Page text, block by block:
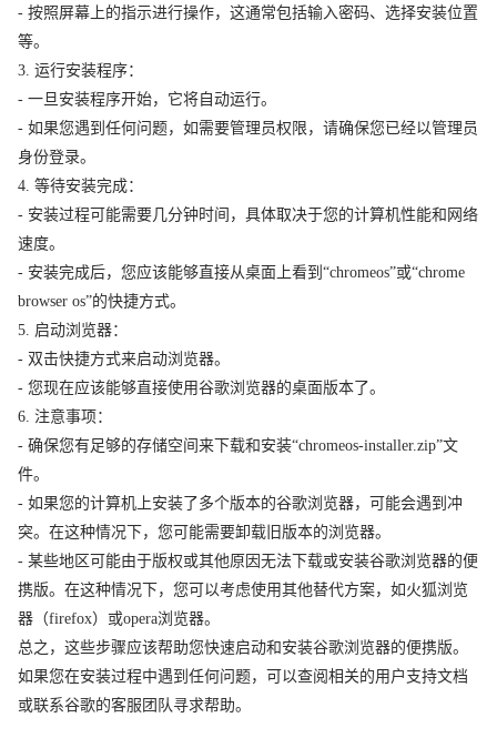
- 按照屏幕上的指示进行操作，这通常包括输入密码、选择安装位置
等。
3. 运行安装程序：
- 一旦安装程序开始，它将自动运行。
- 如果您遇到任何问题，如需要管理员权限，请确保您已经以管理员
身份登录。
4. 等待安装完成：
- 安装过程可能需要几分钟时间，具体取决于您的计算机性能和网络
速度。
- 安装完成后，您应该能够直接从桌面上看到“chromeos”或“chrome
browser os”的快捷方式。
5. 启动浏览器：
- 双击快捷方式来启动浏览器。
- 您现在应该能够直接使用谷歌浏览器的桌面版本了。
6. 注意事项：
- 确保您有足够的存储空间来下载和安装“chromeos-installer.zip”文
件。
- 如果您的计算机上安装了多个版本的谷歌浏览器，可能会遇到冲
突。在这种情况下，您可能需要卸载旧版本的浏览器。
- 某些地区可能由于版权或其他原因无法下载或安装谷歌浏览器的便
携版。在这种情况下，您可以考虑使用其他替代方案，如火狐浏览
器（firefox）或opera浏览器。
总之，这些步骤应该帮助您快速启动和安装谷歌浏览器的便携版。
如果您在安装过程中遇到任何问题，可以查阅相关的用户支持文档
或联系谷歌的客服团队寻求帮助。